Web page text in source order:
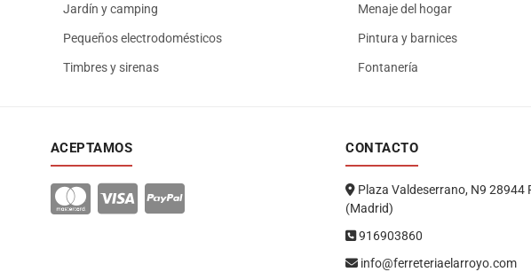
Jardín y camping Menaje del hogar
Pequeños electrodomésticos Pintura y barnices
Timbres y sirenas Fontanería
ACEPTAMOS CONTACTO
Plaza Valdeserrano, N9 28944
(Madrid)
916903860
info@ferreteriaelarroyo.com